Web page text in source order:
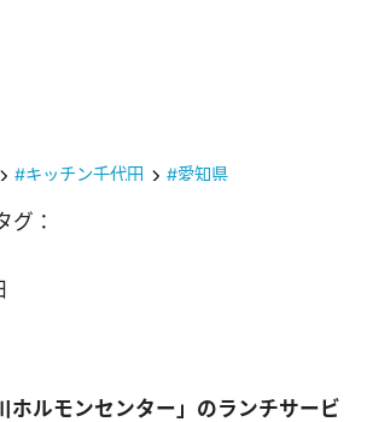
#キッチン千代田 #愛知県
グ：
ホルモンセンター」のランチサービ